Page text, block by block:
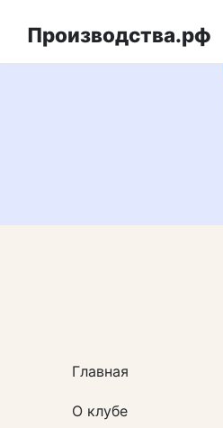
Производства.рф
Главная
О клубе